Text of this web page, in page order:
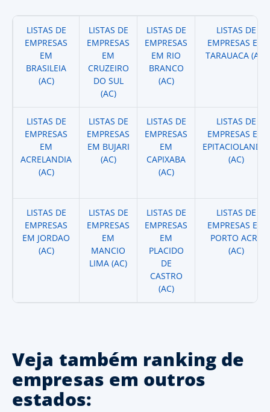
LISTAS DE
EMPRESAS
EM
BRASILEIA
(AC)
LISTAS DE
EMPRESAS
EM
CRUZEIRO
DO SUL
(AC)
LISTAS DE
EMPRESAS
EM RIO
BRANCO
(AC)
LISTAS DE
EMPRESAS EM
TARAUACA (AC)
LISTAS DE
EMPRESAS
EM
ACRELANDIA
(AC)
LISTAS DE
EMPRESAS
EM BUJARI
(AC)
LISTAS DE
EMPRESAS
EM
CAPIXABA
(AC)
LISTAS DE
EMPRESAS EM
EPITACIOLANDIA
(AC)
LISTAS DE
EMPRESAS
EM JORDAO
(AC)
LISTAS DE
EMPRESAS
EM
MANCIO
LIMA (AC)
LISTAS DE
EMPRESAS
EM
PLACIDO
DE
CASTRO
(AC)
LISTAS DE
EMPRESAS EM
PORTO ACRE
(AC)
Veja também ranking de
empresas em outros
estados: